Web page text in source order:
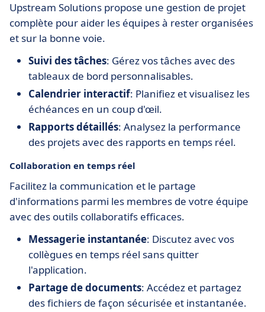
Upstream Solutions propose une gestion de projet
complète pour aider les équipes à rester organisées
et sur la bonne voie.
Suivi des tâches: Gérez vos tâches avec des
tableaux de bord personnalisables.
Calendrier interactif: Planifiez et visualisez les
échéances en un coup d'œil.
Rapports détaillés: Analysez la performance
des projets avec des rapports en temps réel.
Collaboration en temps réel
Facilitez la communication et le partage
d'informations parmi les membres de votre équipe
avec des outils collaboratifs efficaces.
Messagerie instantanée: Discutez avec vos
collègues en temps réel sans quitter
l'application.
Partage de documents: Accédez et partagez
des fichiers de façon sécurisée et instantanée.